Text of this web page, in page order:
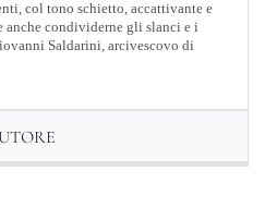
col tono schietto, accattivante e
condividerne gli slanci e i
Saldarini, arcivescovo di